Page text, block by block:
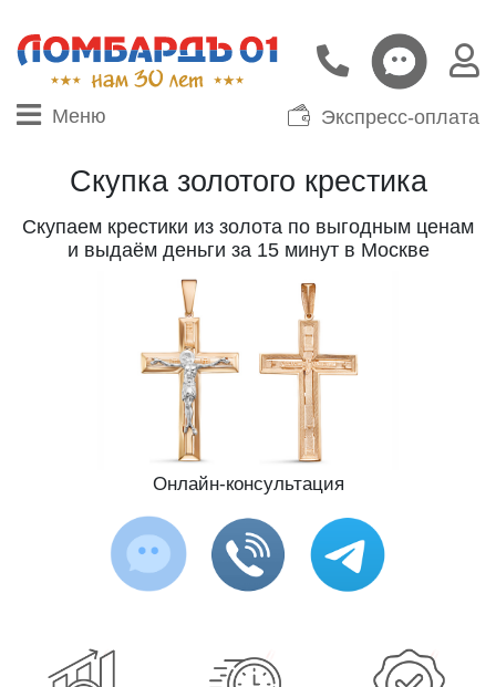
Меню Экспресс-оплата
Скупка золотого крестика
Скупаем крестики из золота по выгодным ценам
и выдаём деньги за 15 минут в Москве
Онлайн-консультация